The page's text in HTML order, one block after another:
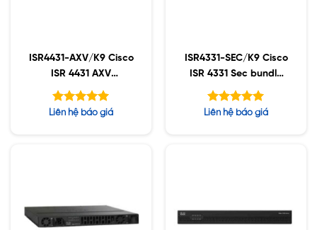
ISR4431-AXV/K9 Cisco
ISR 4431 AXV
Bundle,PVDM4-64
Được xếp
Liên hệ báo giá
ISR4331-SEC/K9 Cisco
ISR 4331 Sec bundle
w/SEC license
Được xếp
Liên hệ báo giá